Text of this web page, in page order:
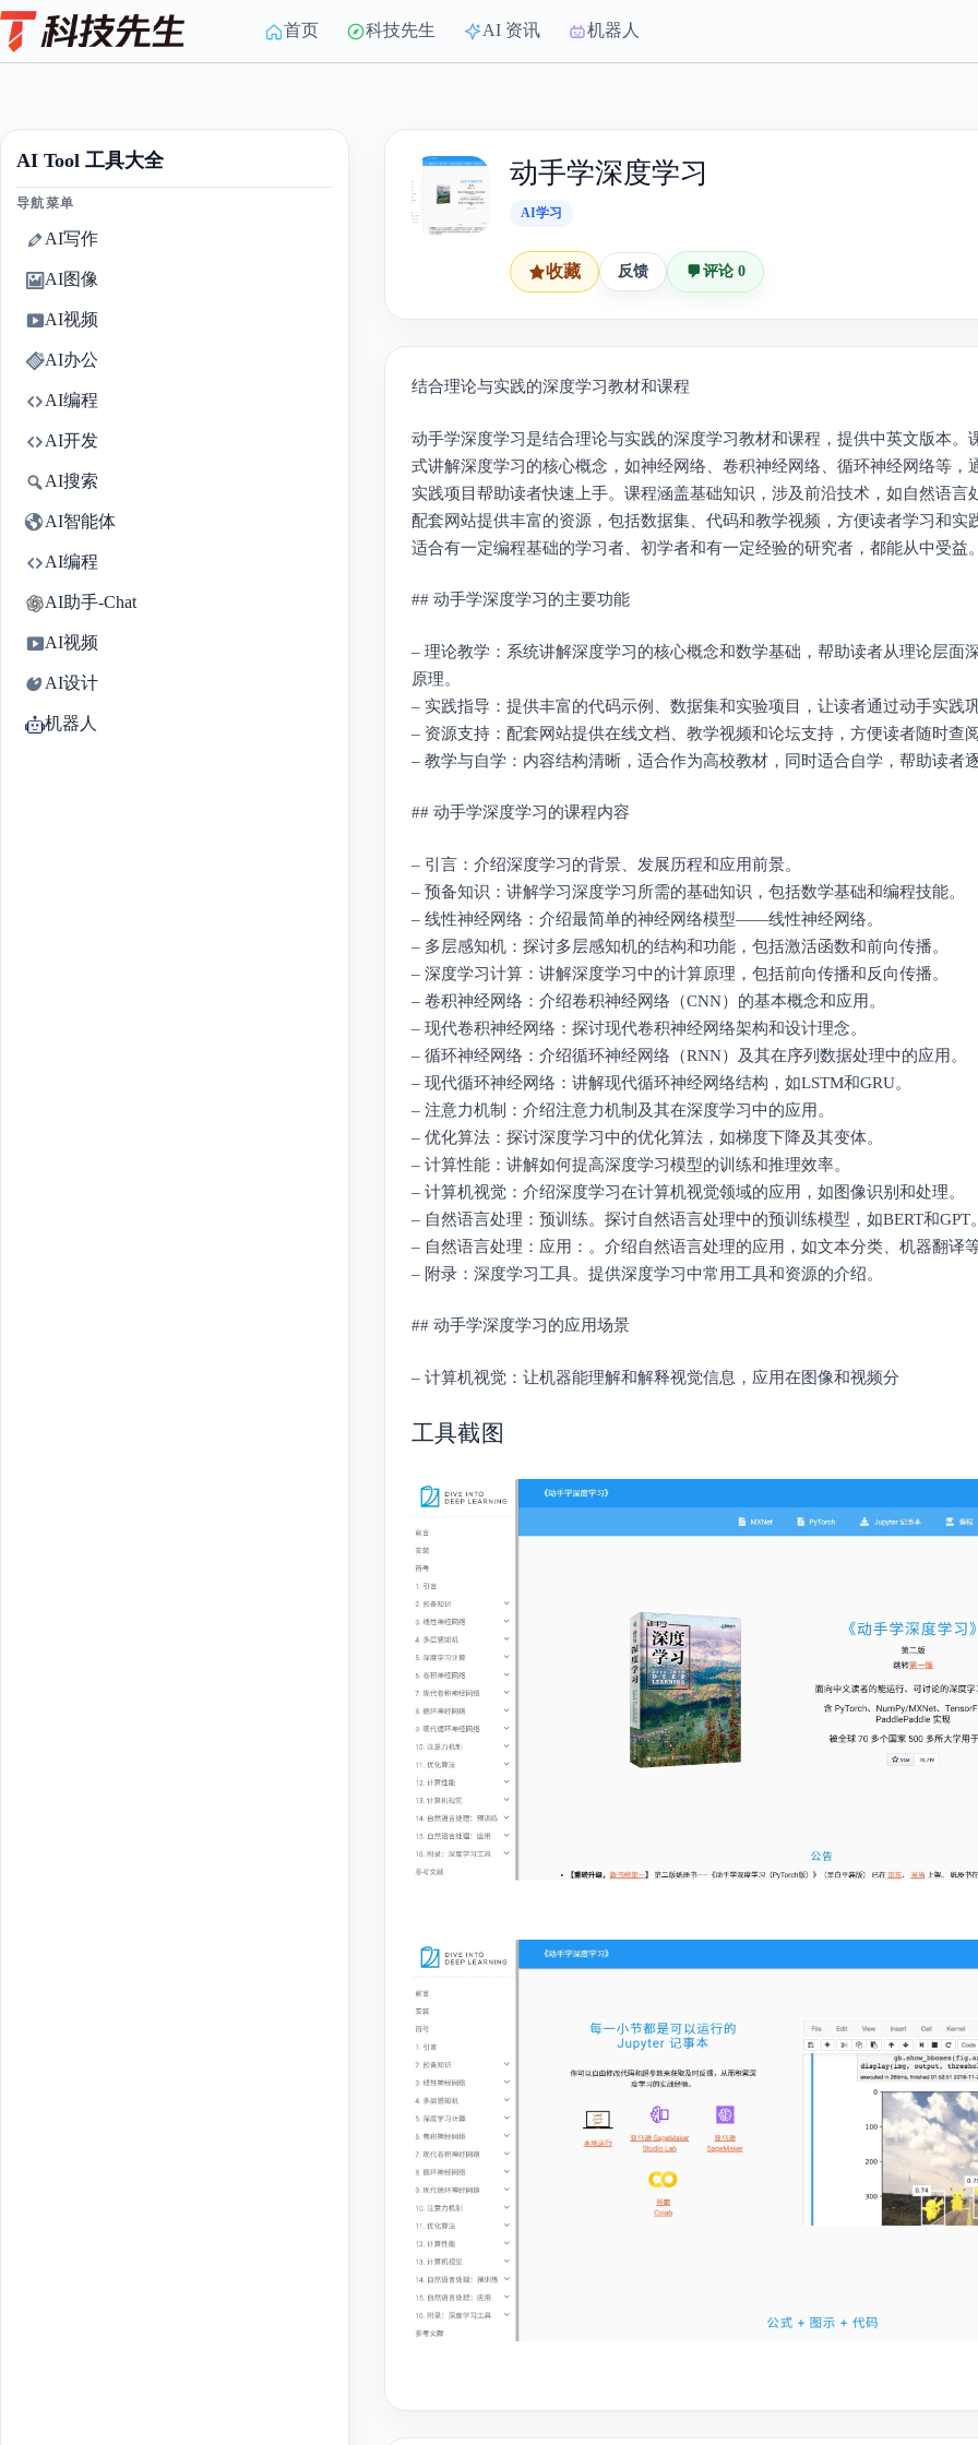
Skip
to
content
首页 科技先生 AI 资讯 机器人
AI Tool 工具大全
导航菜单
AI写作
AI图像
AI视频
AI办公
AI编程
AI开发
AI搜索
AI智能体
AI编程
AI助手-Chat
AI视频
AI设计
机器人
动手学深度学习
AI学习
收藏 反馈 评论 0
结合理论与实践的深度学习教材和课程
动手学深度学习是结合理论与实践的深度学习教材和课程，提供中英文版本。
式讲解深度学习的核心概念，如神经网络、卷积神经网络、循环神经网络等，
实践项目帮助读者快速上手。课程涵盖基础知识，涉及前沿技术，如自然语言
配套网站提供丰富的资源，包括数据集、代码和教学视频，方便读者学习和实
适合有一定编程基础的学习者、初学者和有一定经验的研究者，都能从中受益
## 动手学深度学习的主要功能
– 理论教学：系统讲解深度学习的核心概念和数学基础，帮助读者从理论层面
原理。
– 实践指导：提供丰富的代码示例、数据集和实验项目，让读者通过动手实践
– 资源支持：配套网站提供在线文档、教学视频和论坛支持，方便读者随时查
– 教学与自学：内容结构清晰，适合作为高校教材，同时适合自学，帮助读者
## 动手学深度学习的课程内容
– 引言：介绍深度学习的背景、发展历程和应用前景。
– 预备知识：讲解学习深度学习所需的基础知识，包括数学基础和编程技能。
– 线性神经网络：介绍最简单的神经网络模型——线性神经网络。
– 多层感知机：探讨多层感知机的结构和功能，包括激活函数和前向传播。
– 深度学习计算：讲解深度学习中的计算原理，包括前向传播和反向传播。
– 卷积神经网络：介绍卷积神经网络（CNN）的基本概念和应用。
– 现代卷积神经网络：探讨现代卷积神经网络架构和设计理念。
– 循环神经网络：介绍循环神经网络（RNN）及其在序列数据处理中的应用。
– 现代循环神经网络：讲解现代循环神经网络结构，如LSTM和GRU。
– 注意力机制：介绍注意力机制及其在深度学习中的应用。
– 优化算法：探讨深度学习中的优化算法，如梯度下降及其变体。
– 计算性能：讲解如何提高深度学习模型的训练和推理效率。
– 计算机视觉：介绍深度学习在计算机视觉领域的应用，如图像识别和处理。
– 自然语言处理：预训练。探讨自然语言处理中的预训练模型，如BERT和GPT
– 自然语言处理：应用：。介绍自然语言处理的应用，如文本分类、机器翻译
– 附录：深度学习工具。提供深度学习中常用工具和资源的介绍。
## 动手学深度学习的应用场景
– 计算机视觉：让机器能理解和解释视觉信息，应用在图像和视频分
工具截图